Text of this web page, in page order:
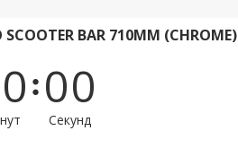
BAR 710MM (CHROME)
0 00
Секунд